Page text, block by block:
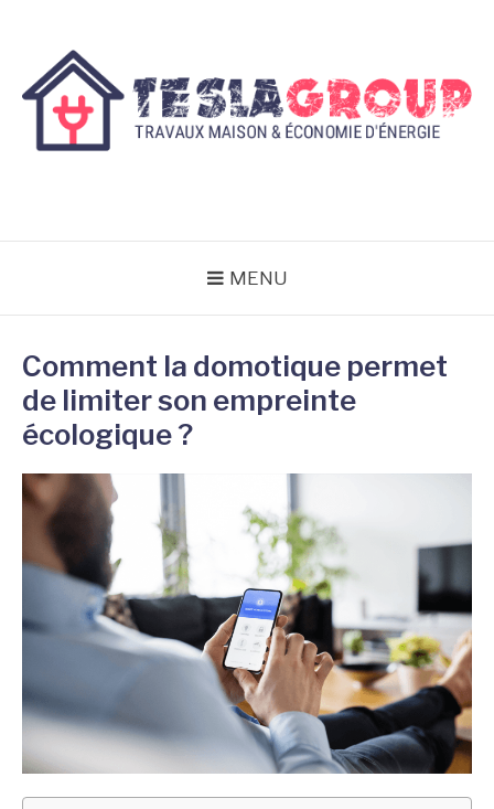
contenu
MENU
Comment la domotique permet
de limiter son empreinte
écologique ?